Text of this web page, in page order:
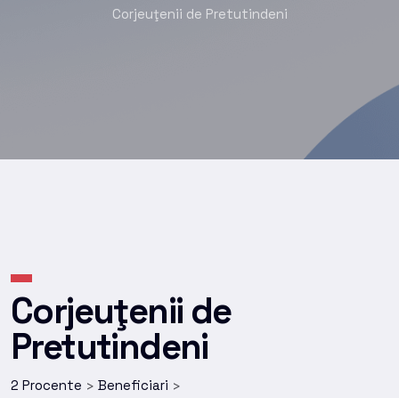
Corjeuţenii de Pretutindeni
Corjeuţenii de
Pretutindeni
2 Procente > Beneficiari >